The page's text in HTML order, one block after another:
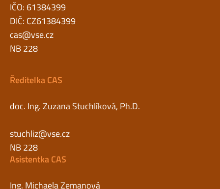
IČO: 61384399
DIČ: CZ61384399
cas@vse.cz
NB 228
Ředitelka CAS
doc. Ing. Zuzana Stuchlíková, Ph.D.
stuchliz@vse.cz
NB 228
Asistentka CAS
Ing. Michaela Zemanová